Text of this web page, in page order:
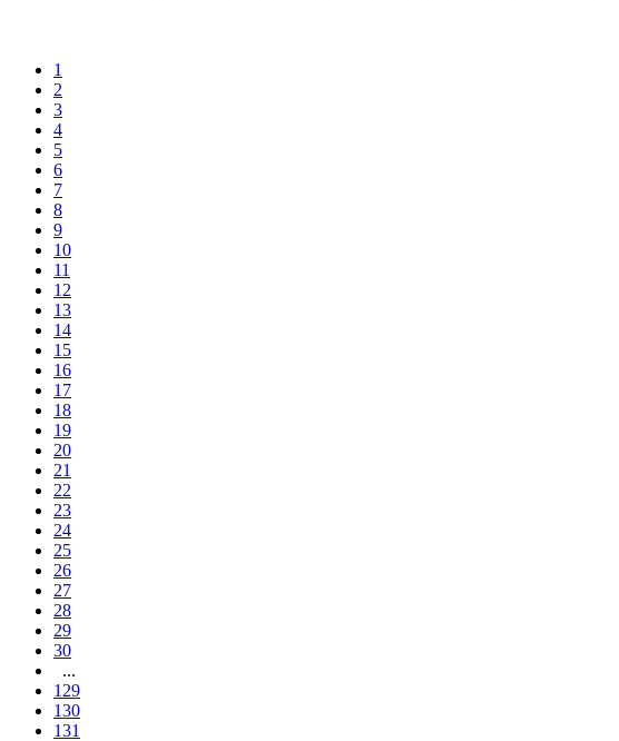
1
2
3
4
5
6
7
8
9
10
11
12
13
14
15
16
17
18
19
20
21
22
23
24
25
26
27
28
29
30
...
129
130
131